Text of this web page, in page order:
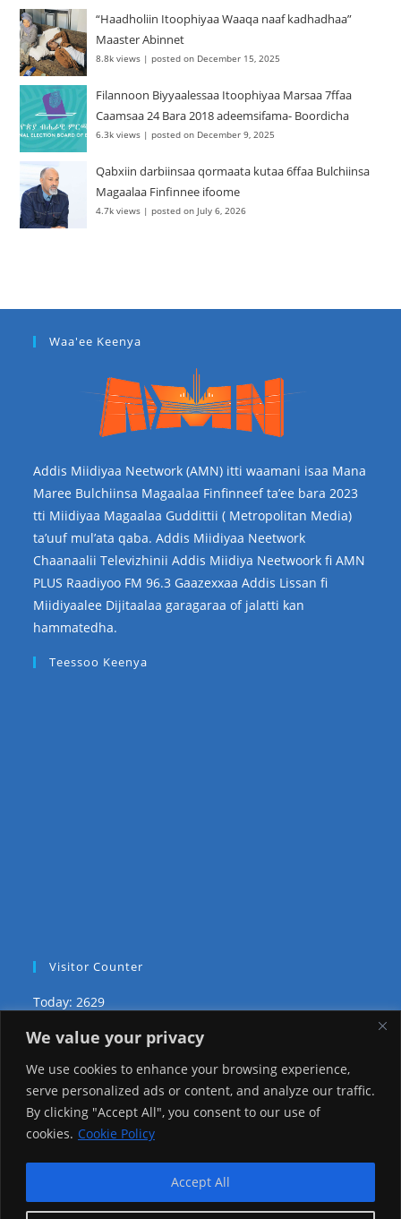
We value your privacy
We use cookies to enhance your browsing experience,
serve personalized ads or content, and analyze our traffic.
By clicking "Accept All", you consent to our use of
cookies. Cookie Policy
Accept All
“Haadholiin Itoophiyaa Waaqa naaf kadhadhaa”
Maaster Abinnet
8.8k views |posted on December 15, 2025
Filannoon Biyyaalessaa Itoophiyaa Marsaa 7ffaa
Caamsaa 24 Bara 2018 adeemsifama- Boordicha
6.3k views |posted on December 9, 2025
Qabxiin darbiinsaa qormaata kutaa 6ffaa Bulchiinsa
Magaalaa Finfinnee ifoome
4.7k views |posted on July 6, 2026
Waa'ee Keenya
Addis Miidiyaa Neetwork (AMN) itti waamani isaa Mana
Maree Bulchiinsa Magaalaa Finfinneef ta’ee bara 2023
tti Miidiyaa Magaalaa Guddittii ( Metropolitan Media)
ta’uuf mul’ata qaba. Addis Miidiyaa Neetwork
Chaanaalii Televizhinii Addis Miidiya Neetwoork fi AMN
PLUS Raadiyoo FM 96.3 Gaazexxaa Addis Lissan fi
Miidiyaalee Dijitaalaa garagaraa of jalatti kan
hammatedha.
Teessoo Keenya
Visitor Counter
Today: 2629
Yesterday: 2650
This Week: 26492
This Month: 75765
1223584